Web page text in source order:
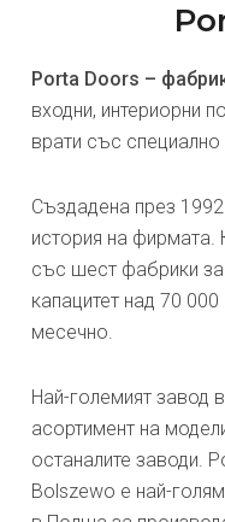
Porta Doors –
входни, интериорни
врати със специално
Създадена през
история на фирмата.
със шест фабрики
капацитет над 70
месечно.
Най-големият завод
асортимент на
останалите заводи.
Bolszewo е най-